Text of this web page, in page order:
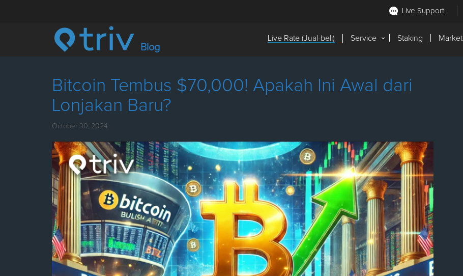
Live Support
Blog
Live Rate (Jual-beli) Service Staking Market
Bitcoin Tembus $70,000! Apakah Ini Awal dari
Lonjakan Baru?
October 30, 2024